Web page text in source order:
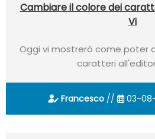
Cambiare il colore dei
Vi
Oggi vi mostrerò come poter
caratteri all'editor
Francesco// 03-